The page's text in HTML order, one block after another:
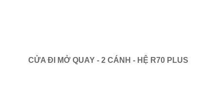
CỬA ĐI MỞ QUAY - 2 CÁNH - HỆ R70 PLUS